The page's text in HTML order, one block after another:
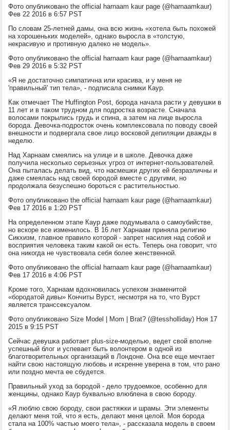
Фото опубликовано the official harnaam kaur page (@harnaamkaur)
Фев 22 2016 в 6:57 PST
По словам 25-летней дамы, она всю жизнь «хотела быть похожей
на хорошеньких моделей», однако выросла в «толстую,
некрасивую и противную далеко не модель».
Фото опубликовано the official harnaam kaur page (@harnaamkaur)
Фев 29 2016 в 5:32 PST
«Я не достаточно симпатична или красива, и у меня не
'правильный' тип тела», - подписала снимки Каур.
Как отмечает The Huffington Post, борода начала расти у девушки в
11 лет и в таком трудном для подростка возрасте. Сначала
волосами покрылись грудь и спина, а затем на лице выросла
борода. Девочка-подросток очень комплексовала по поводу своей
внешности и подвергала свое лицо восковой депиляции дважды в
неделю.
Над Харнаам смеялись на улице и в школе. Девочка даже
получила несколько серьезных угроз от интернет-пользователей.
Она пыталась делать вид, что насмешки других ей безразличны и
даже смеялась над своей бородой вместе с другими, но
продолжала безуспешно бороться с растительностью.
Фото опубликовано the official harnaam kaur page (@harnaamkaur)
Фев 17 2016 в 1:20 PST
На определенном этапе Каур даже подумывала о самоубийстве,
но вскоре все изменилось. В 16 лет Харнаам приняла религию
Сикхизм, главное правило которой - запрет насилия над собой и
восприятия человека таким какой он есть. Теперь она говорит, что
она никогда не чувствовала себя более женственной.
Фото опубликовано the official harnaam kaur page (@harnaamkaur)
Фев 17 2016 в 4:06 PST
Кроме того, Харнаам вдохновилась успехом знаменитой
«бородатой дивы» Кончиты Вурст, несмотря на то, что Вурст
является транссексуалом.
Фото опубликовано Size Model | Mom | Brat? (@tessholliday) Ноя 17
2015 в 9:15 PST
Сейчас девушка работает plus-size-моделью, ведет свой вполне
успешный блог и успевает быть волонтером в одной из
благотворительных организаций в Лондоне. Она все еще мечтает
найти свою настоящую любовь и искренне уверена в том, что рано
или поздно мечта ее сбудется.
Правильный уход за бородой - дело трудоемкое, особенно для
женщины, однако Каур буквально влюблена в свою бороду.
«Я люблю свою бороду, свои растяжки и шрамы. Эти элементы
делают меня той, что я есть, делают меня целой. Моя борода
стала на 100% частью моего тела», - рассказала модель в своем